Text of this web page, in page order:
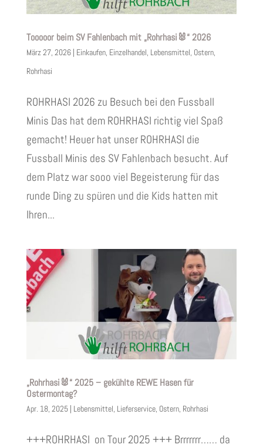
Tooooor beim SV Fahlenbach mit „Rohrhasi🐰“ 2026
März 27, 2026| Einkaufen, Einzelhandel, Lebensmittel, Ostern,
Rohrhasi
ROHRHASI 2026 zu Besuch bei den Fussball
Minis Das hat dem ROHRHASI richtig viel Spaß
gemacht! Heuer hat unser ROHRHASI die
Fussball Minis des SV Fahlenbach besucht. Auf
dem Platz war sooo viel Begeisterung für das
runde Ding zu spüren und die Kids hatten mit
Ihren...
„Rohrhasi🐰“ 2025 – gekühlte REWE Hasen für
Ostermontag?
Apr. 18, 2025| Lebensmittel, Lieferservice, Ostern, Rohrhasi
+++ROHRHASI on Tour 2025 +++ Brrrrrrr…… da